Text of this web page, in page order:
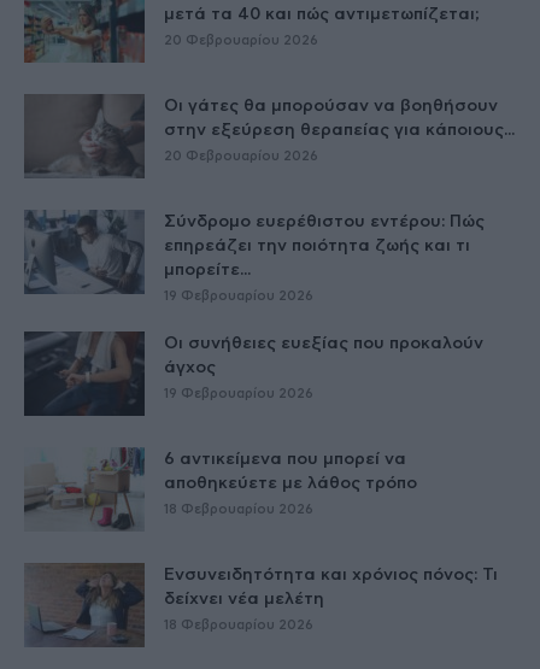
μετά τα 40 και πώς αντιμετωπίζεται;
20 Φεβρουαρίου 2026
Οι γάτες θα μπορούσαν να βοηθήσουν
στην εξεύρεση θεραπείας για κάποιους...
20 Φεβρουαρίου 2026
Σύνδρομο ευερέθιστου εντέρου: Πώς
επηρεάζει την ποιότητα ζωής και τι
μπορείτε...
19 Φεβρουαρίου 2026
Οι συνήθειες ευεξίας που προκαλούν
άγχος
19 Φεβρουαρίου 2026
6 αντικείμενα που μπορεί να
αποθηκεύετε με λάθος τρόπο
18 Φεβρουαρίου 2026
Ενσυνειδητότητα και χρόνιος πόνος: Τι
δείχνει νέα μελέτη
18 Φεβρουαρίου 2026